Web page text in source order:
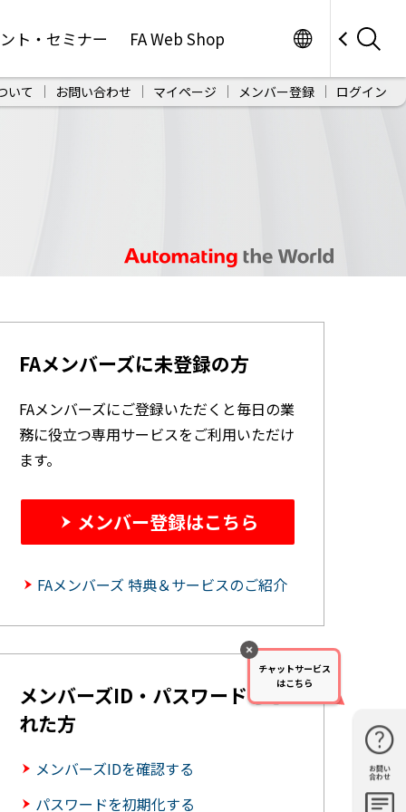
ト・セミナー FA Web Shop
いて お問い合わせ マイページ メンバー登録 ログイン
お問い
合わせ
購入・見
仕様・機
FAメンバーズに未登録の方
FAメンバーズにご登録いただくと毎日の業
務に役立つ専用サービスをご利用いただけ
ます。
メンバー登録はこちら
FAメンバーズ 特典＆サービスのご紹介
メンバーズID・パスワードを忘
れた方
メンバーズIDを確認する
パスワードを初期化する
チャットサービス
はこちら